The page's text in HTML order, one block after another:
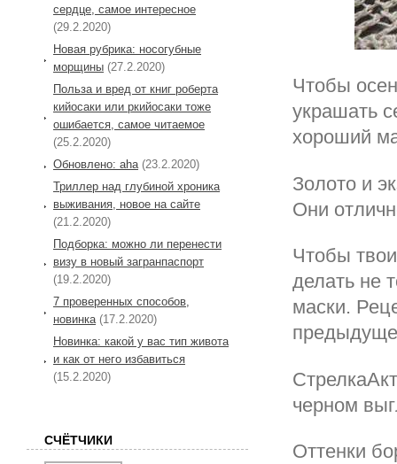
Чтобы
украшать
хороший
Золото и
Они
Чтобы
делать не
маски.
черном
Оттенки
сердце, самое интересное
(29.2.2020)
Новая рубрика: носогубные
морщины (27.2.2020)
Польза и вред от книг роберта
кийосаки или ркийосаки тоже
ошибается, самое читаемое
(25.2.2020)
Обновлено: aha (23.2.2020)
Триллер над глубиной хроника
выживания, новое на сайте
(21.2.2020)
Подборка: можно ли перенести
визу в новый загранпаспорт
(19.2.2020)
7 проверенных способов,
новинка (17.2.2020)
Новинка: какой у вас тип живота
и как от него избавиться
(15.2.2020)
СЧЁТЧИКИ